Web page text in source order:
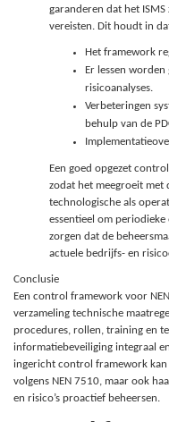
garanderen dat het
vereisten. Dit houdt in
Het framework
Er lessen
risicoanalyses.
Verbeteringen
behulp van de
Een goed opgezet
zodat het meegroeit met
technologische als
essentieel om
zorgen dat de
actuele bedrijfs- en
Conclusie
Een control framework voor
verzameling technische
procedures, rollen, training en
informatiebeveiliging integraal
ingericht control framework kan
volgens NEN 7510, maar ook
en risico’s proactief beheersen.